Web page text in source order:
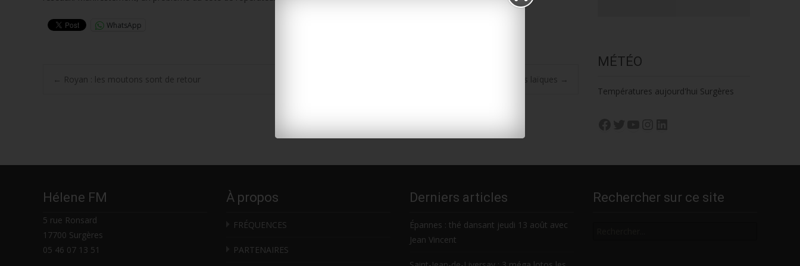
WhatsApp
Post
← Royan : les moutons sont de retour Surgères : l’église Notre-Dame reçoit le soutien des laïques →
MÉTÉO
Températures aujourd'hui Surgères
Hélene FM
5 rue Ronsard
17700 Surgères
05 46 07 13 51
À propos
FRÉQUENCES
PARTENAIRES
Derniers articles
Épannes : thé dansant jeudi 13 août avec
Jean Vincent
Rechercher sur ce site